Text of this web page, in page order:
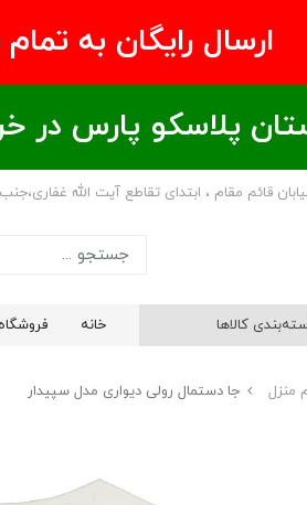
ارسال رایگان به تمام نقاط
در خریدهای بالای ۶00 هزار تومان /
قائم مقام ، ابتدای تقاطع آیت الله
کالاها خانه فروشگاه
منزل جا دستمال رولی دیواری مدل سپیدار